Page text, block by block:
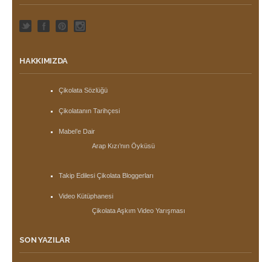
HAKKIMIZDA
Çikolata Sözlüğü
Çikolatanın Tarihçesi
Mabel’e Dair
Arap Kızı’nın Öyküsü
Takip Edilesi Çikolata Bloggerları
Video Kütüphanesi
Çikolata Aşkım Video Yarışması
SON YAZILAR